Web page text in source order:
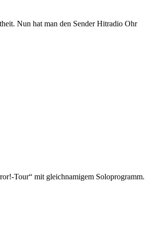
Nun hat man den Sender Hitradio Ohr
Tour“ mit gleichnamigem Soloprogramm.